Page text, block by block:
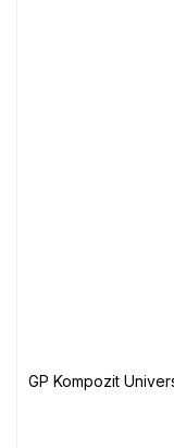
GP Kompozit